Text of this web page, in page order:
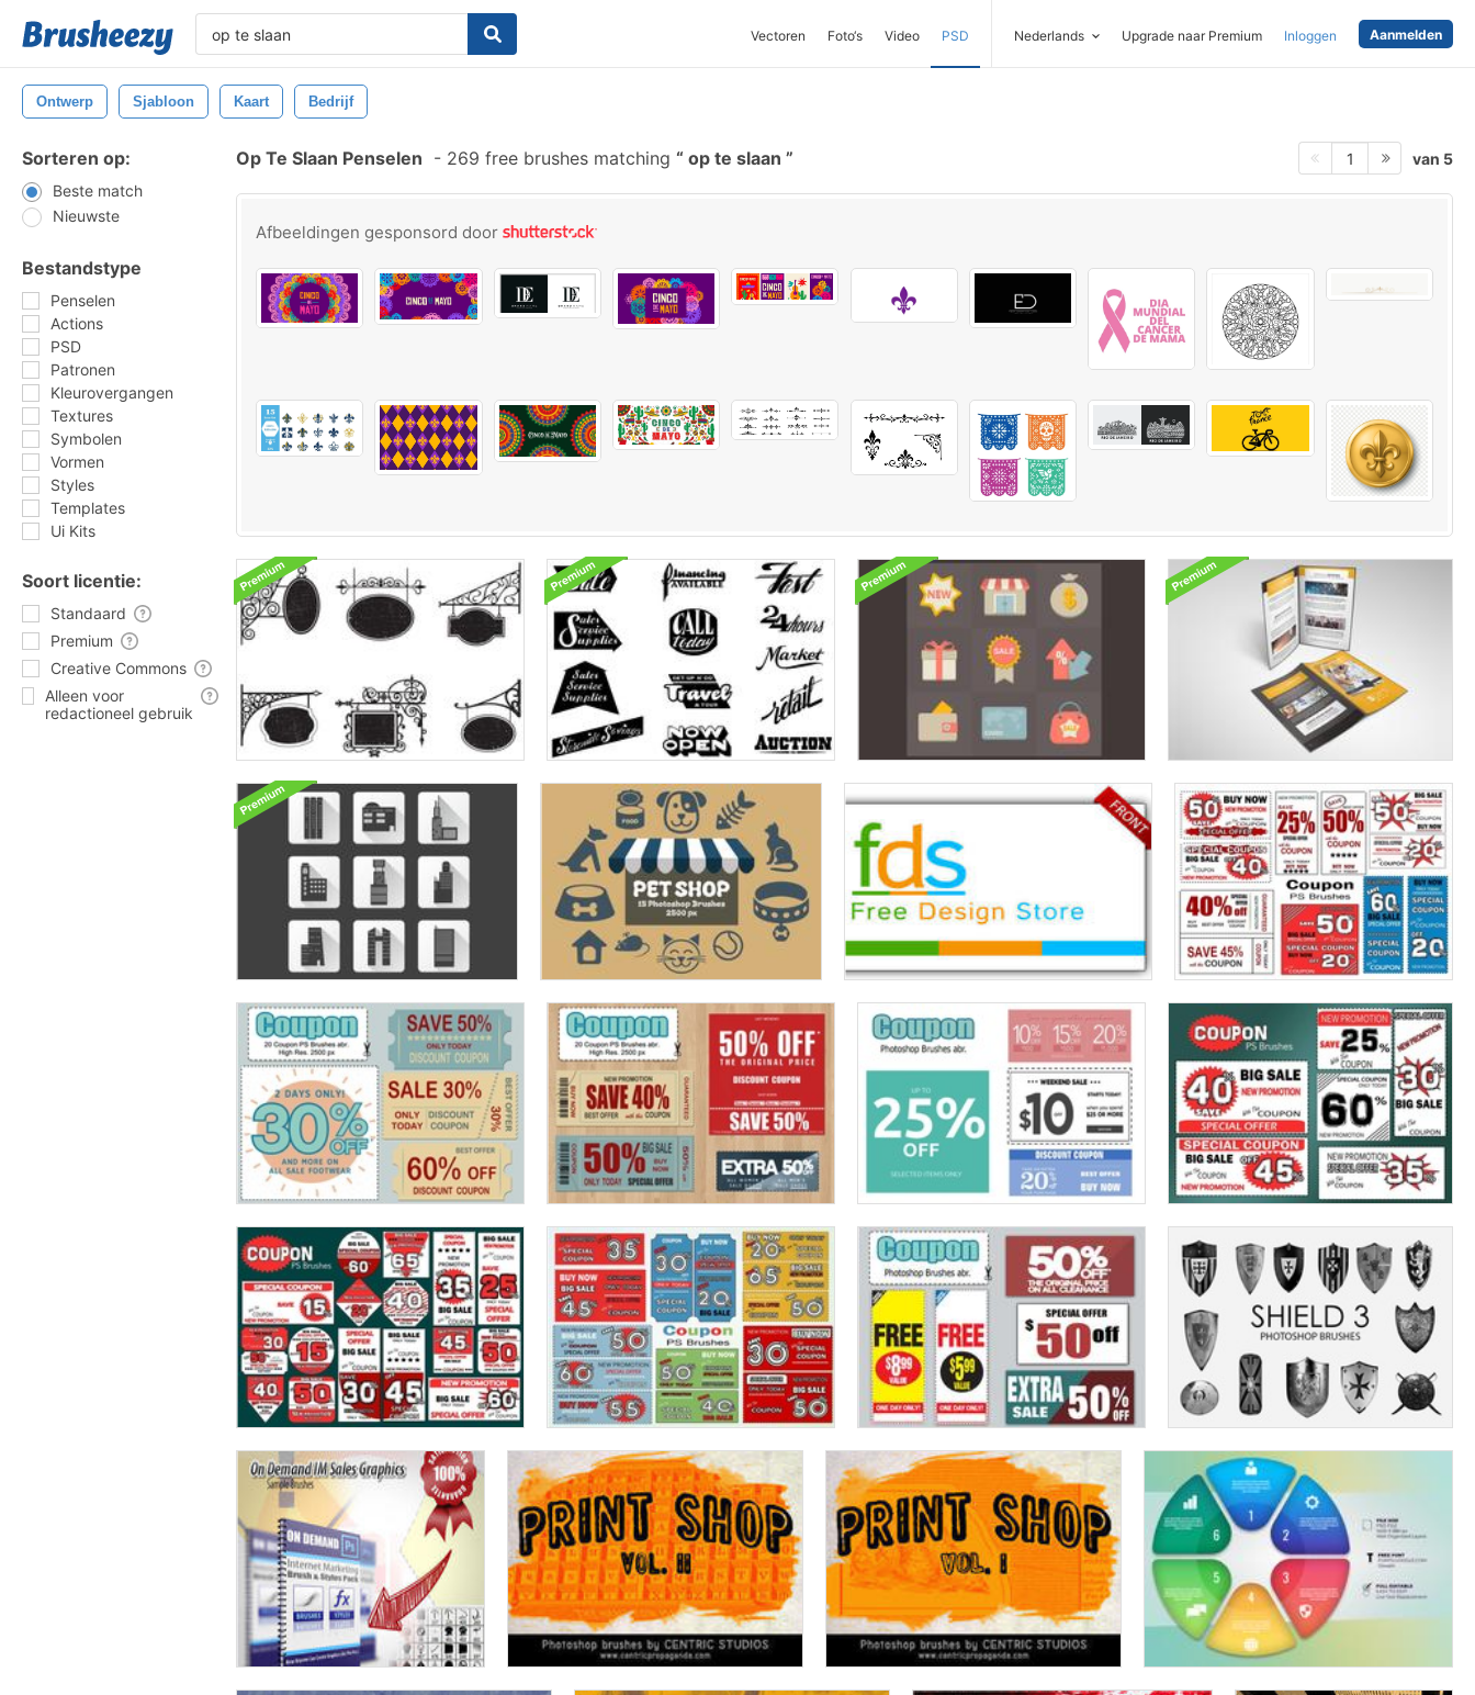
Vectoren Foto‘s Video PSD Nederlands Upgrade naar Premium Inloggen Aanmelden
Ontwerp Sjabloon Kaart Bedrijf
Sorteren op:
Beste match
Nieuwste
Bestandstype
Penselen
Actions
PSD
Patronen
Kleurovergangen
Textures
Symbolen
Vormen
Styles
Templates
Ui Kits
Soort licentie:
Standaard
Premium
Creative Commons
Alleen voor
redactioneel gebruik
Op Te Slaan Penselen - 269 free brushes matching op te slaan 1 van 5
Afbeeldingen gesponsord door